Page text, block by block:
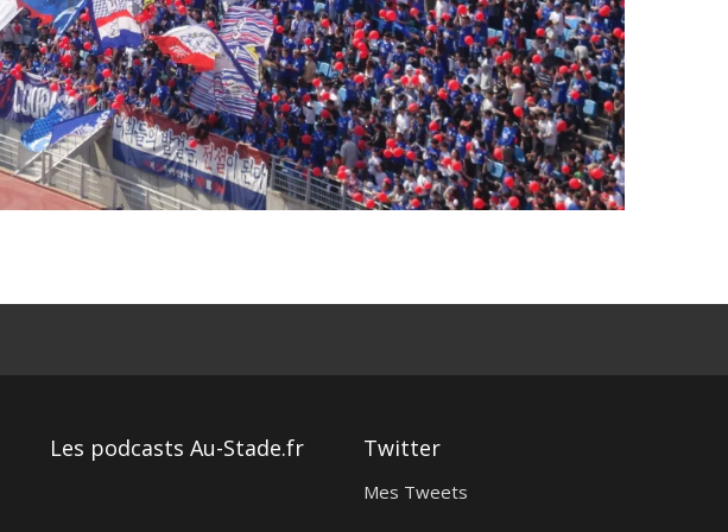
Les podcasts Au-Stade.fr Twitter
Mes Tweets